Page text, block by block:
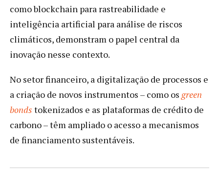
como blockchain para rastreabilidade e
inteligência artificial para análise de riscos
climáticos, demonstram o papel central da
inovação nesse contexto.
No setor financeiro, a digitalização de processos e
a criação de novos instrumentos – como os green
bonds tokenizados e as plataformas de crédito de
carbono – têm ampliado o acesso a mecanismos
de financiamento sustentáveis.